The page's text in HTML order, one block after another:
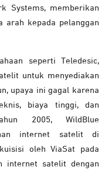
Systems, memberikan
arah kepada pelanggan
seperti Teledesic,
untuk menyediakan
upaya ini gagal karena
biaya tinggi, dan
2005, WildBlue
internet satelit di
oleh ViaSat pada
internet satelit dengan